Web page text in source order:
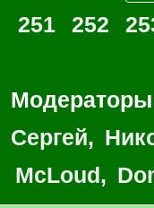
251
252
Сергей,
McLoud,